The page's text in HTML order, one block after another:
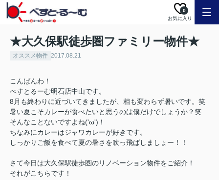
お気に入り
0
★大久保駅徒歩圏ファミリー物件★
オススメ物件 2017.08.21
こんばんわ！
べすとるーむ明石店中山です。
8月も終わりに近づいてきましたが、相も変わらず暑いです。笑
暑い夏こそカレーが食べたいと思うのは僕だけでしょうか？笑
そんなことないですよね('ω')！
ちなみにカレーはジャワカレーが好きです。
しっかりご飯を食べて夏の暑さを吹っ飛ばしましょー！！
さて今日は大久保駅徒歩圏のリノベーション物件をご紹介！
それがこちらです！